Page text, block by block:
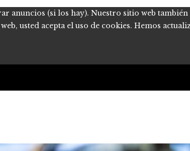
anuncios (si los hay). Nuestro sitio web
usted acepta el uso de cookies. Hemos